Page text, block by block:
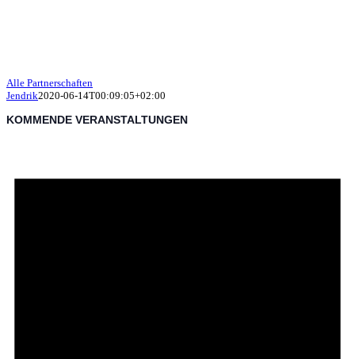
Alle Partnerschaften
Jendrik2020-06-14T00:09:05+02:00
KOMMENDE VERANSTALTUNGEN